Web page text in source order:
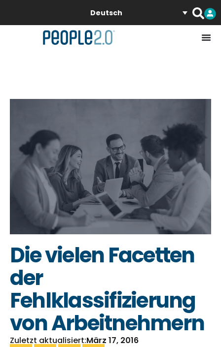
Deutsch
Die vielen Facetten
der
Fehlklassifizierung
von Arbeitnehmern
Zuletzt aktualisiert:März 17, 2016